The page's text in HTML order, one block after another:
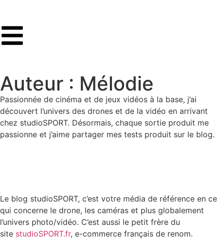
Auteur : Mélodie
Passionnée de cinéma et de jeux vidéos à la base, j’ai
découvert l’univers des drones et de la vidéo en arrivant
chez studioSPORT. Désormais, chaque sortie produit me
passionne et j’aime partager mes tests produit sur le blog.
Le blog studioSPORT, c’est votre média de référence en ce
qui concerne le drone, les caméras et plus globalement
l’univers photo/vidéo. C’est aussi le petit frère du
site studioSPORT.fr, e-commerce français de renom.